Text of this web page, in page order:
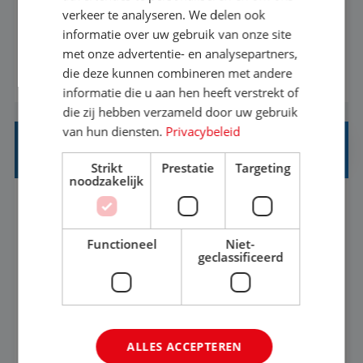
eenoudergezinnen én singles de meest
onvergetelijke vakanties van hun leven, hoe gaaf
is dat? Ben jij de commerciële professional die
net zo goed thuis is in een onderhandeling als op
verkenning bij een nieuwe accommodatie ergens
in Europa? Dan is dit jouw kans. A...
BEKIJK VACATURE
INKOPER VAKANTIES
33-36 uur MBO
Jij vindt de mooiste plekjes ter wereld en geeft
eenoudergezinnen én singles de meest
onvergetelijke vakanties van hun leven, hoe gaaf
is dat? Ben jij de commerciële professional die
net zo goed thuis is in een onderhandeling als op
BEKIJK VACATURE
verkeer te analyseren. We delen ook
informatie over uw gebruik van onze site
met onze advertentie- en analysepartners,
die deze kunnen combineren met andere
informatie die u aan hen heeft verstrekt of
die zij hebben verzameld door uw gebruik
van hun diensten. Privacybeleid
Strikt
noodzakelijk
Prestatie Targeting
Functioneel
Niet-
geclassificeerd
ALLES ACCEPTEREN